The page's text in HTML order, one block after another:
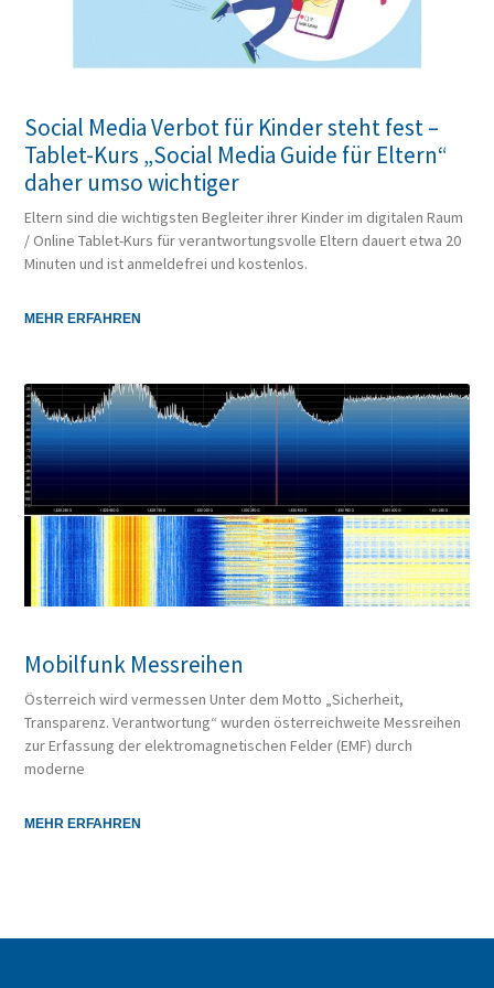
Social Media Verbot für Kinder steht fest –
Tablet-Kurs „Social Media Guide für Eltern“
daher umso wichtiger
Eltern sind die wichtigsten Begleiter ihrer Kinder im digitalen Raum
/ Online Tablet-Kurs für verantwortungsvolle Eltern dauert etwa 20
Minuten und ist anmeldefrei und kostenlos.
MEHR ERFAHREN
Mobilfunk Messreihen
Österreich wird vermessen Unter dem Motto „Sicherheit,
Transparenz. Verantwortung“ wurden österreichweite Messreihen
zur Erfassung der elektromagnetischen Felder (EMF) durch
moderne
MEHR ERFAHREN